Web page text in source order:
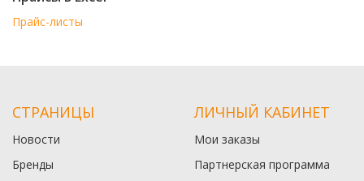
Прайс-листы
СТРАНИЦЫ
Новости
Бренды
ЛИЧНЫЙ КАБИНЕТ
Мои заказы
Партнерская программа